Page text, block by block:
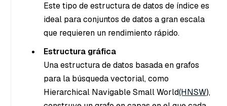
Este tipo de estructura de datos de índice es
ideal para conjuntos de datos a gran escala
que requieren un rendimiento rápido.
Estructura gráfica
Una estructura de datos basada en grafos
para la búsqueda vectorial, como
Hierarchical Navigable Small World(HNSW),